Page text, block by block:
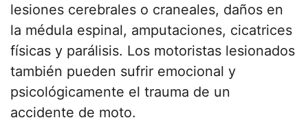
lesiones cerebrales o craneales, daños en
la médula espinal, amputaciones, cicatrices
físicas y parálisis. Los motoristas lesionados
también pueden sufrir emocional y
psicológicamente el trauma de un
accidente de moto.